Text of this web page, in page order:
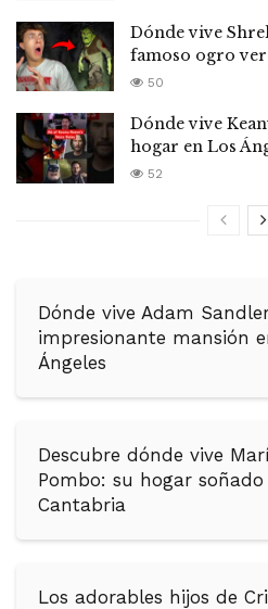
Dónde vive
famoso ogro
50
Dónde vive
hogar en Los
52
Dónde vive Adam
impresionante mansión
Ángeles
Descubre dónde vive
Pombo: su hogar soñado
Cantabria
Los adorables hijos de